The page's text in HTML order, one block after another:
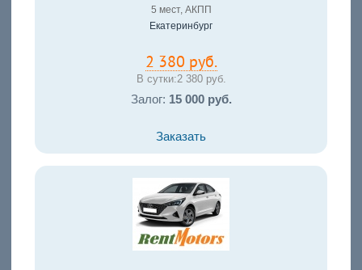
5 мест, АКПП
Екатеринбург
2 380 руб.
В сутки:2 380 руб.
Залог: 15 000 руб.
Заказать